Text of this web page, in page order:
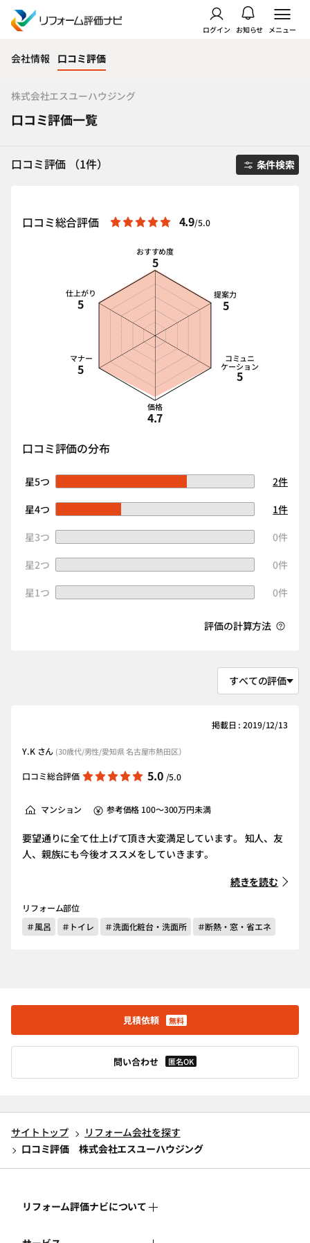
ログイン お知らせ メニュー
会社情報 口コミ評価
株式会社エスユーハウジング
口コミ評価一覧
口コミ評価 （1件） 条件検索
口コミ総合評価 4.9/5.0
おすすめ度
5
提案力
5
コミュニ
ケーション
5
価格
4.7
マナー
5
仕上がり
5
口コミ評価の分布
星5つ
2件
星4つ
1件
星3つ
0件
星2つ
0件
星1つ
0件
評価の計算方法
掲載日 : 2019/12/13
Y.K さん (30歳代/男性/愛知県 名古屋市熱田区）
口コミ総合評価 5.0 /5.0
マンション 参考価格 100～300万円未満
要望通りに全て仕上げて頂き大変満足しています。 知人、友
人、親族にも今後オススメをしていきます。
続きを読む
リフォーム部位
＃風呂
＃トイレ ＃洗面化粧台・洗面所 ＃断熱・窓・省エネ
見積依頼 無料
問い合わせ 匿名OK
サイトトップ
リフォーム会社を探す
口コミ評価 株式会社エスユーハウジング
リフォーム評価ナビについて